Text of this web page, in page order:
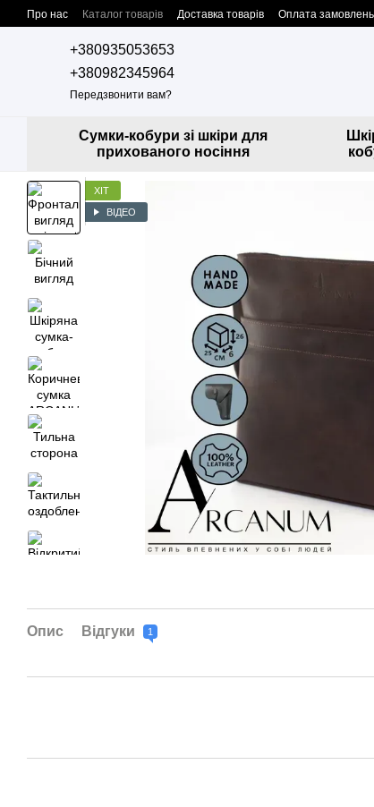
Перейти до основного контенту
Про нас Каталог товарів Доставка товарів Оплата замовлень
+380935053653
+380982345964
Передзвонити вам?
Сумки-кобури зі шкіри для
прихованого носіння
ХІТ
ВІДЕО
Опис Відгуки 1